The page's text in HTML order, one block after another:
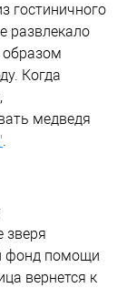
гостиничного
развлекало
образом
Когда
медведя
.
зверя
фонд помощи
вернется к